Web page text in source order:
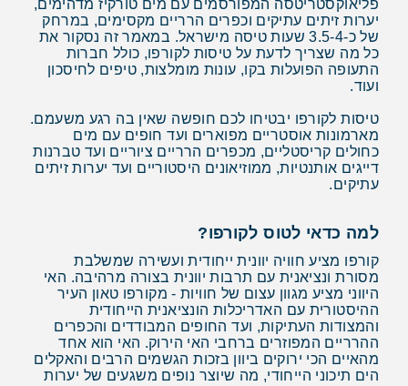
פליאוקסטריטסה המפורסמים עם מים טורקיז מדהימים,
יערות זיתים עתיקים וכפרים הרריים מקסימים, במרחק
של כ-3.5-4 שעות טיסה מישראל. במאמר זה נסקור את
כל מה שצריך לדעת על טיסות לקורפו, כולל חברות
התעופה הפועלות בקו, עונות מומלצות, טיפים לחיסכון
ועוד.
טיסות לקורפו יבטיחו לכם חופשה שאין בה רגע משעמם.
מארמונות אוסטריים מפוארים ועד חופים עם מים
כחולים קריסטליים, מכפרים הרריים ציוריים ועד טברנות
דייגים אותנטיות, ממוזיאונים היסטוריים ועד יערות זיתים
עתיקים.
למה כדאי לטוס לקורפו?
קורפו מציע חוויה יוונית ייחודית ועשירה שמשלבת
מסורת ונציאנית עם תרבות יוונית בצורה מרהיבה. האי
היווני מציע מגוון עצום של חוויות - מקורפו טאון העיר
ההיסטורית עם האדריכלות הונציאנית הייחודית
והמצודות העתיקות, ועד החופים המבודדים והכפרים
ההרריים המפוזרים ברחבי האי הירוק. האי הוא אחד
מהאיים הכי ירוקים ביוון בזכות הגשמים הרבים והאקלים
הים תיכוני הייחודי, מה שיוצר נופים משגעים של יערות